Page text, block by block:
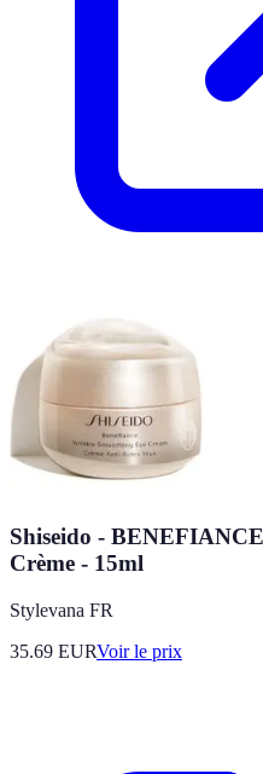
Shiseido -
Crème - 15ml
Stylevana FR
35.69 EURVoir le prix